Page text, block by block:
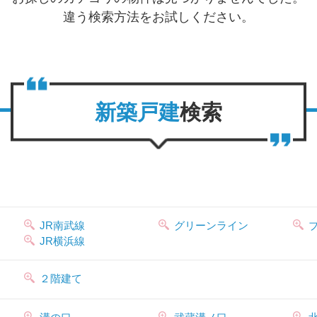
違う検索方法をお試しください。
新築戸建検索
JR南武線 グリーンライン
JR横浜線
２階建て